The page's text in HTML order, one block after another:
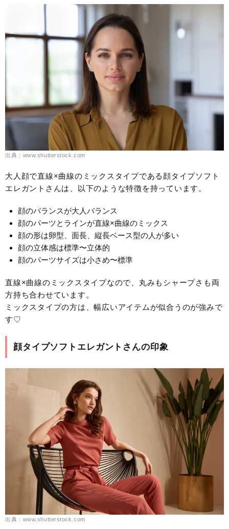
出典：www.shutterstock.com
大人顔で直線×曲線のミックスタイプである顔タイプソフト
エレガントさんは、以下のような特徴を持っています。
顔のバランスが大人バランス
顔のパーツとラインが直線×曲線のミックス
顔の形は卵型、面長、縦長ベース型の人が多い
顔の立体感は標準〜立体的
顔のパーツサイズは小さめ〜標準
直線×曲線のミックスタイプなので、丸みもシャープさも両
方持ち合わせています。
ミックスタイプの方は、幅広いアイテムが似合うのが強みで
す♡
顔タイプソフトエレガントさんの印象
出典：www.shutterstock.com